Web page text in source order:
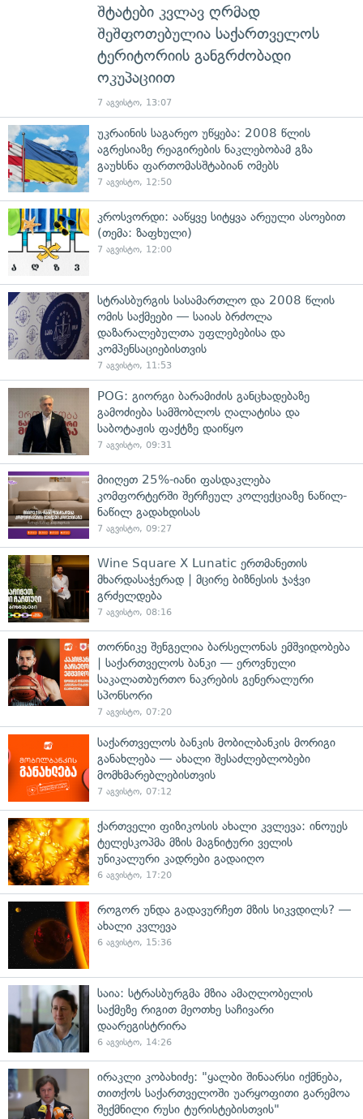
შტატები კვლავ ღრმად
შეშფოთებულია საქართველოს
ტერიტორიის განგრძობადი
ოკუპაციით
7 აგვისტო, 13:07
უკრაინის საგარეო უწყება: 2008 წლის
აგრესიაზე რეაგირების ნაკლებობამ გზა
გაუხსნა ფართომასშტაბიან ომებს
7 აგვისტო, 12:50
კროსვორდი: ააწყვე სიტყვა არეული ასოებით
(თემა: ზაფხული)
7 აგვისტო, 12:00
სტრასბურგის სასამართლო და 2008 წლის
ომის საქმეები — საიას ბრძოლა
დაზარალებულთა უფლებებისა და
კომპენსაციებისთვის
7 აგვისტო, 11:53
POG: გიორგი ბარამიძის განცხადებაზე
გამოძიება სამშობლოს ღალატისა და
საბოტაჟის ფაქტზე დაიწყო
7 აგვისტო, 09:31
მიიღეთ 25%-იანი ფასდაკლება
კომფორტერში შერჩეულ კოლექციაზე ნაწილ-
ნაწილ გადახდისას
7 აგვისტო, 09:27
Wine Square X Lunatic ერთმანეთის
მხარდასაჭერად | მცირე ბიზნესის ჯაჭვი
გრძელდება
7 აგვისტო, 08:16
თორნიკე შენგელია ბარსელონას ემშვიდობება
| საქართველოს ბანკი — ეროვნული
საკალათბურთო ნაკრების გენერალური
სპონსორი
7 აგვისტო, 07:20
საქართველოს ბანკის მობილბანკის მორიგი
განახლება — ახალი შესაძლებლობები
მომხმარებლებისთვის
7 აგვისტო, 07:12
ქართველი ფიზიკოსის ახალი კვლევა: ინოუეს
ტელესკოპმა მზის მაგნიტური ველის
უნიკალური კადრები გადაიღო
6 აგვისტო, 17:20
როგორ უნდა გადავურჩეთ მზის სიკვდილს? —
ახალი კვლევა
6 აგვისტო, 15:36
საია: სტრასბურგმა მზია ამაღლობელის
საქმეზე რიგით მეოთხე საჩივარი
დაარეგისტრირა
6 აგვისტო, 14:26
ირაკლი კობახიძე: "ყალბი შინაარსი იქმნება,
თითქოს საქართველოში უარყოფითი გარემოა
შექმნილი რუსი ტურისტებისთვის"